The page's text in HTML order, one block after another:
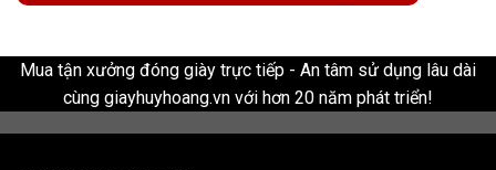
Mua tận xưởng đóng giày trực tiếp - An tâm sử dụng lâu dài
cùng giayhuyhoang.vn với hơn 20 năm phát triển!